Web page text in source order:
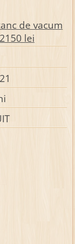
de vacum
lei